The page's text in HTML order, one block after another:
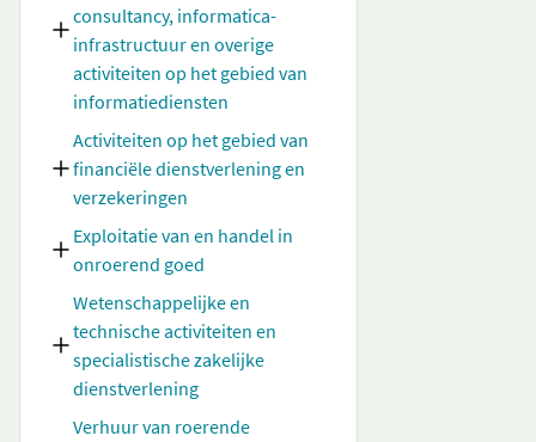
consultancy, informatica-
infrastructuur en overige
activiteiten op het gebied van
informatiediensten
Activiteiten op het gebied van
financiële dienstverlening en
verzekeringen
Exploitatie van en handel in
onroerend goed
Wetenschappelijke en
technische activiteiten en
specialistische zakelijke
dienstverlening
Verhuur van roerende